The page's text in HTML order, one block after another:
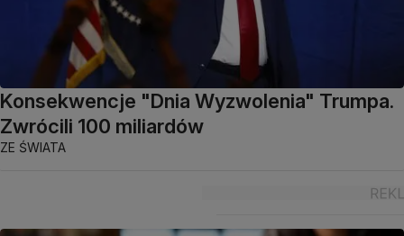
Konsekwencje "Dnia Wyzwolenia" Trumpa.
Zwrócili 100 miliardów
ZE ŚWIATA